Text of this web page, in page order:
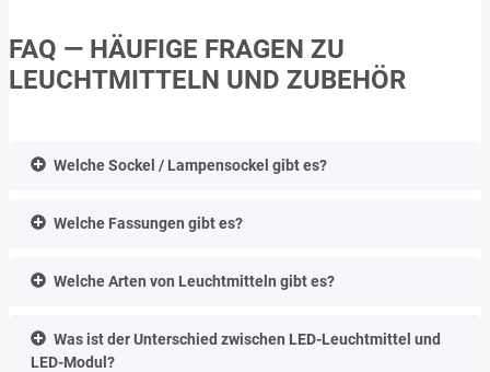
FAQ — HÄUFIGE FRAGEN ZU
LEUCHTMITTELN UND ZUBEHÖR
Welche Sockel / Lampensockel gibt es?
Welche Fassungen gibt es?
Welche Arten von Leuchtmitteln gibt es?
Was ist der Unterschied zwischen LED-Leuchtmittel und
LED-Modul?